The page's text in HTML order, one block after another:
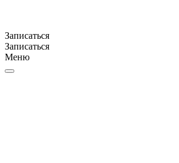
Записаться
Записаться
Меню